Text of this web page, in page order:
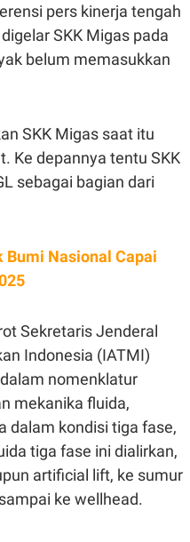
pers kinerja tengah
SKK Migas pada
belum memasukkan
SKK Migas saat itu
Ke depannya tentu SKK
sebagai bagian dari
Nasional Capai
Sekretaris Jenderal
Indonesia (IATMI)
nomenklatur
mekanika fluida,
dalam kondisi tiga fase,
tiga fase ini dialirkan,
artificial lift, ke sumur
ke wellhead.